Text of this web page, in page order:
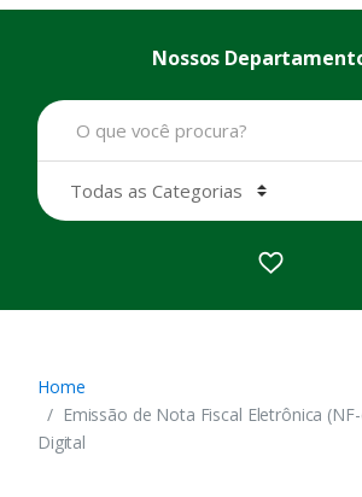
Nossos
B
u
a
r
:
Home
Emissão de Nota Fiscal Eletrônica
Digital